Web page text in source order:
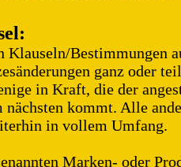
Klauseln/Bestimmungen
ganz oder
in Kraft, die der
kommt. Alle
in vollem Umfang.
Marken- oder